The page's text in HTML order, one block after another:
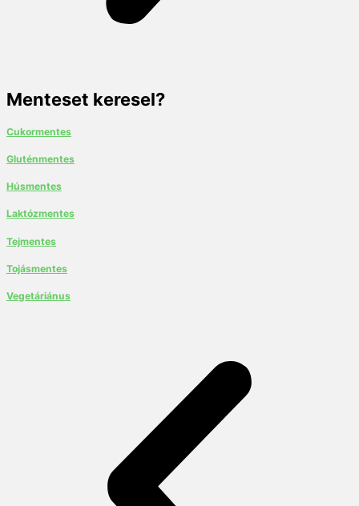
Menteset keresel?
Cukormentes
Gluténmentes
Húsmentes
Laktózmentes
Tejmentes
Tojásmentes
Vegetáriánus